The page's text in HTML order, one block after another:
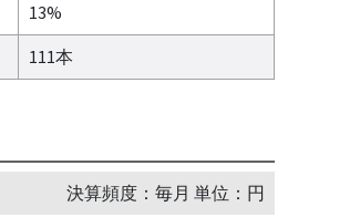
13%
111本
決算頻度：毎月 単位：円